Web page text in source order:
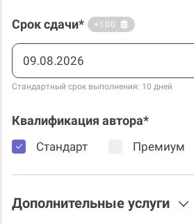
Срок сдачи* +100
Стандартный срок выполнения: 10 дней
Квалификация автора*
Стандарт Премиум
Дополнительные услуги